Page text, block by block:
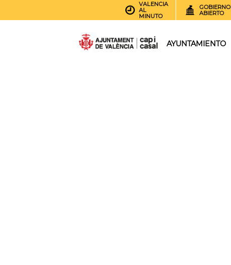
VALENCIA
AL
MINUTO
GOBIERNO
ABIERTO
AYUNTAMIENTO